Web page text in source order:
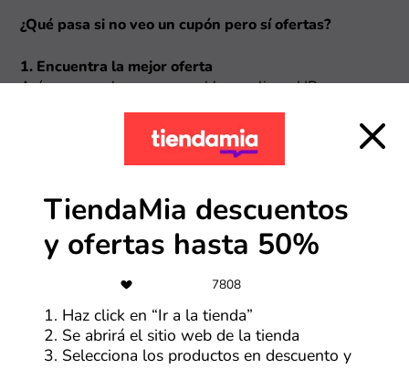
¿Qué pasa si no veo un cupón pero sí ofertas?
1. Encuentra la mejor oferta
Así como con los cupones, al hacer clic en HP,
cada uno y selecciona “Ver oferta” en la que te parezca
2. Conoce los detalles y visita la tienda
TiendaMia descuentos
y ofertas hasta 50%
7808
1. Haz click en “Ir a la tienda”
2. Se abrirá el sitio web de la tienda
3. Selecciona los productos en descuento y